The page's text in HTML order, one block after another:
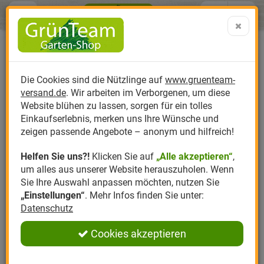
Produktkatalog
Anzucht
Dünger
Erde
Kompost
Pflanzenstärkung
Nützlinge Nützlinge gegen
Nützlingsarten
Nützlingsförderung
Nützlingszubehör
Hersteller
Biplantol
Felco
Gloria
Greenfield
Romberg
Themenwelt
Gemüsegarten
Rasen
Rosen
Ziergarten
Kräutergarten
Ratgeber
Aktuelle Themen
Schädlinge aktuell
Angebote
Sparsets / Set-
Angebote
0 ARTIKEL IM WARENKORB
Ergebnisse () Fertig
Menü Search
Die Cookies sind die Nützlinge auf www.gruenteam-
versand.de. Wir arbeiten im Verborgenen, um diese
Website blühen zu lassen, sorgen für ein tolles
Einkaufserlebnis, merken uns Ihre Wünsche und
zeigen passende Angebote – anonym und hilfreich!
Helfen Sie uns?! Klicken Sie auf „Alle akzeptieren“,
um alles aus unserer Website herauszuholen. Wenn
Sie Ihre Auswahl anpassen möchten, nutzen Sie
„Einstellungen“. Mehr Infos finden Sie unter:
Datenschutz
Cookies akzeptieren